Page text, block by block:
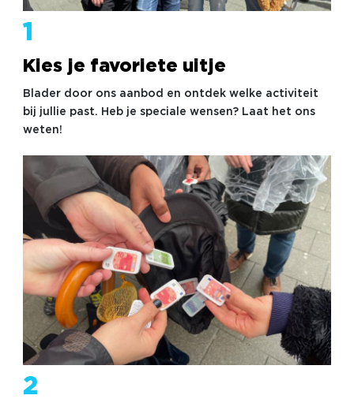
1
Kies je favoriete uitje
Blader door ons aanbod en ontdek welke activiteit
bij jullie past. Heb je speciale wensen? Laat het ons
weten!
2